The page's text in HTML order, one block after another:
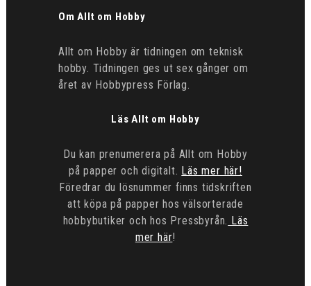
Om Allt om Hobby
Allt om Hobby är tidningen om teknisk
hobby. Tidningen ges ut sex gånger om
året av Hobbypress Förlag.
Läs Allt om Hobby
Du kan prenumerera på Allt om Hobby
på papper och digitalt. Läs mer här!
Föredrar du lösnummer finns tidskriften
att köpa på papper hos välsorterade
hobbybutiker och hos Pressbyrån. Läs
mer här!